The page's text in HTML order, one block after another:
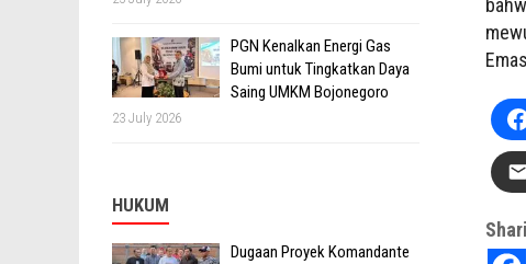
PGN Kenalkan Energi Gas
Bumi untuk Tingkatkan Daya
Saing UMKM Bojonegoro
23 July 2026
HUKUM
Dugaan Proyek Komandante